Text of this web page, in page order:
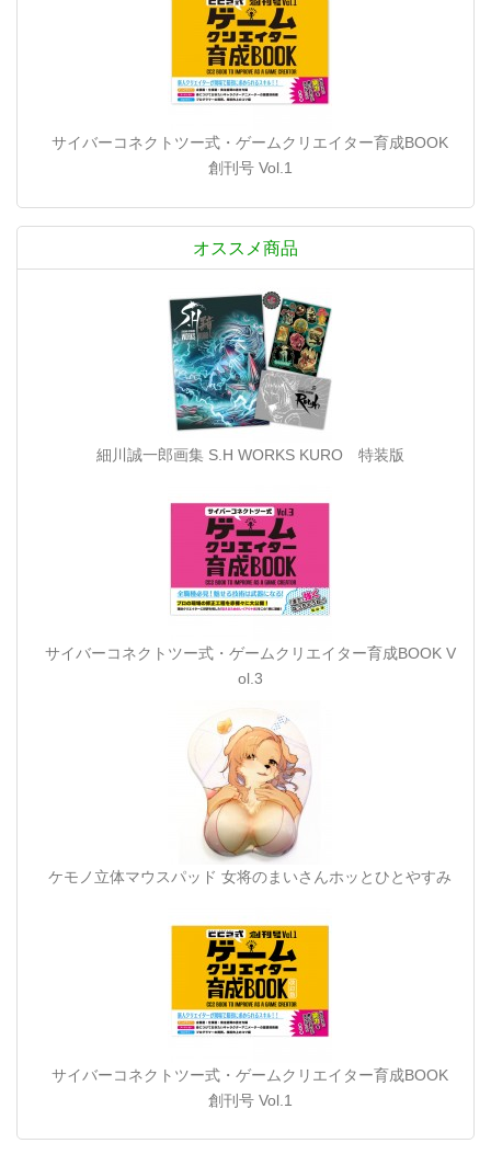
サイバーコネクトツー式・ゲームクリエイター育成BOOK
創刊号 Vol.1
オススメ商品
細川誠一郎画集 S.H WORKS KURO 特装版
サイバーコネクトツー式・ゲームクリエイター育成BOOK V
ol.3
ケモノ立体マウスパッド 女将のまいさんホッとひとやすみ
サイバーコネクトツー式・ゲームクリエイター育成BOOK
創刊号 Vol.1